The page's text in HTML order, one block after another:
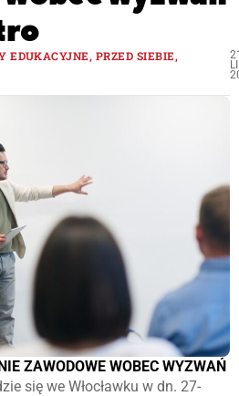
EDUKACYJNE, PRZED SIEBIE,
ZAWODOWE WOBEC WYZWAŃ
się we Włocławku w dn. 27-